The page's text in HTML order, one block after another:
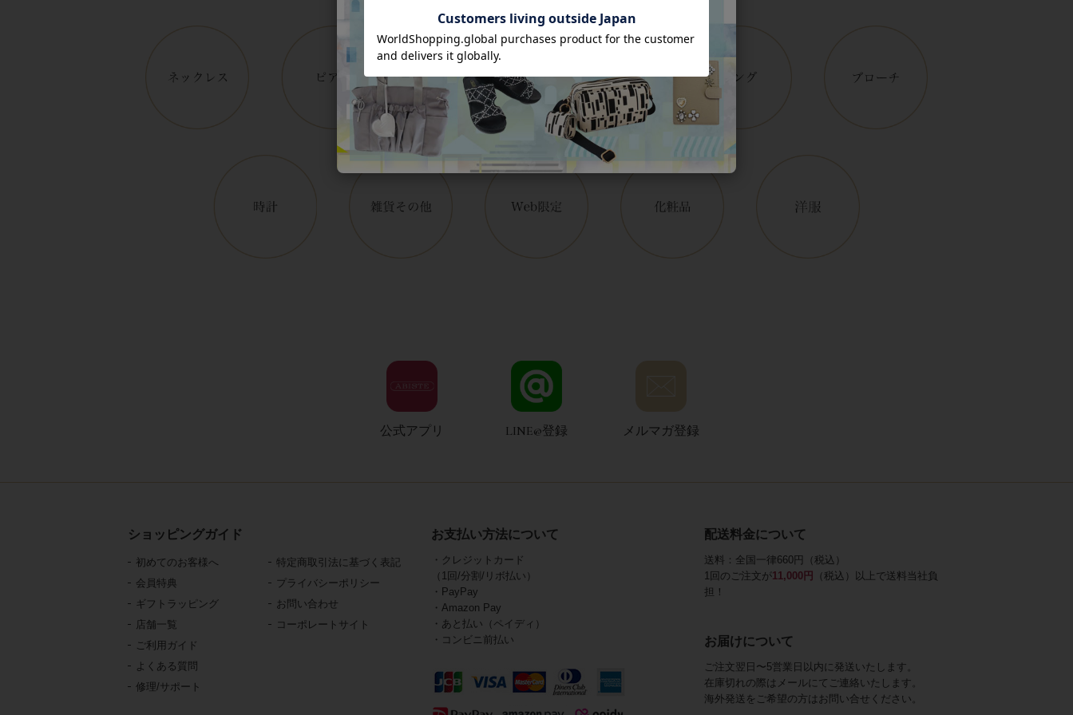
公式アプリ LINE@登録 メルマガ登録
ショッピングガイド
初めてのお客様へ
会員特典
ギフトラッピング
店舗一覧
ご利用ガイド
よくある質問
修理/サポート
特定商取引法に基づく表記
プライバシーポリシー
お問い合わせ
コーポレートサイト
お支払い方法について
・クレジットカード
（1回/分割/リボ払い）
・PayPay
・Amazon Pay
・あと払い（ペイディ）
・コンビニ前払い
配送料金について
送料：全国一律660円（税込）
1回のご注文が11,000円
（税込）以上で送料当社負
担！
お届けについて
ご注文翌日〜5営業日以内に発送いたします。
在庫切れの際はメールにてご連絡いたします。
海外発送をご希望の方はお問い合せください。